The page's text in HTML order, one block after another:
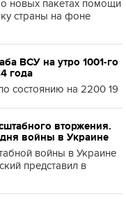
новых пакетах помощи
страны на фоне
ВСУ на утро 1001-го
года
состоянию на 2200 19
вторжения.
войны в Украине
войны в Украине
представил в